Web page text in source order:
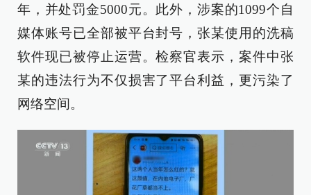
年，并处罚金5000元。此外，涉案的1099个自
媒体账号已全部被平台封号，张某使用的洗稿
软件现已被停止运营。检察官表示，案件中张
某的违法行为不仅损害了平台利益，更污染了
网络空间。